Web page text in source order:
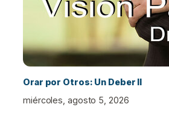
Orar por Otros: Un Deber II
miércoles, agosto 5, 2026